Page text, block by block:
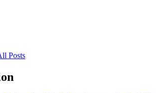
Posts